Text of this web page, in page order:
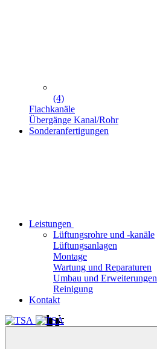
(4)
Flachkanäle
Übergänge Kanal/Rohr
Sonderanfertigungen
Leistungen
Lüftungsrohre und -kanäle
Lüftungsanlagen
Montage
Wartung und Reparaturen
Umbau und Erweiterungen
Reinigung
Kontakt